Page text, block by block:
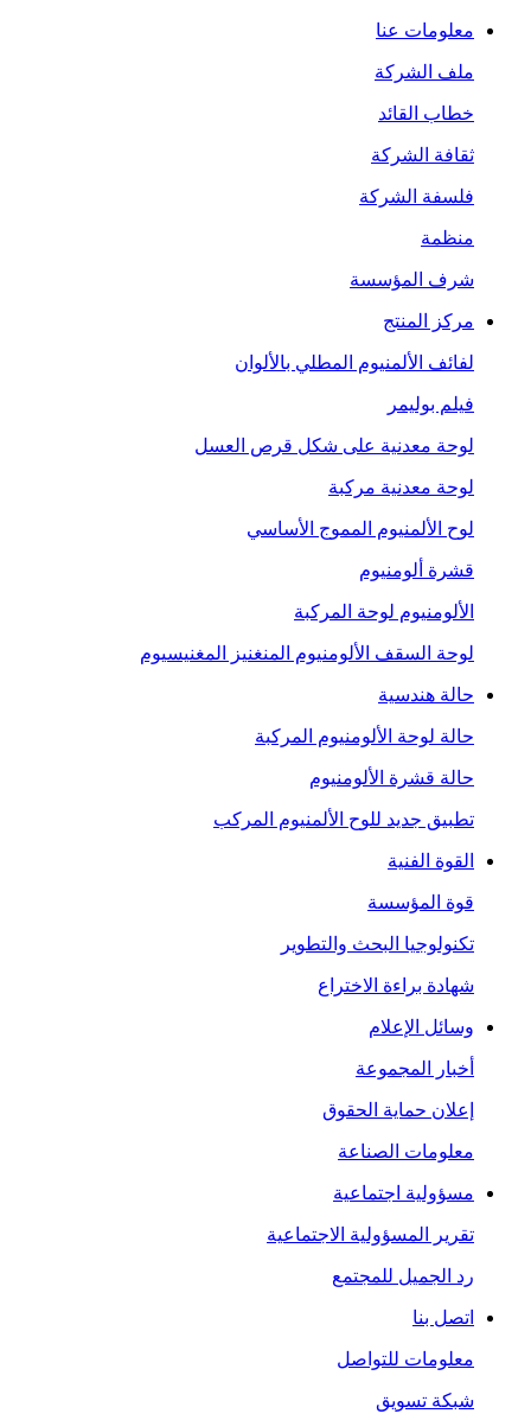
معلومات عنا
ملف الشركة
خطاب القائد
ثقافة الشركة
فلسفة الشركة
منظمة
شرف المؤسسة
مركز المنتج
لفائف الألمنيوم المطلي بالألوان
فيلم بوليمر
لوحة معدنية على شكل قرص العسل
لوحة معدنية مركبة
لوح الألمنيوم المموج الأساسي
قشرة ألومنيوم
الألومنيوم لوحة المركبة
لوحة السقف الألومنيوم المنغنيز المغنيسيوم
حالة هندسية
حالة لوحة الألومنيوم المركبة
حالة قشرة الألومنيوم
تطبيق جديد للوح الألمنيوم المركب
القوة الفنية
قوة المؤسسة
تكنولوجيا البحث والتطوير
شهادة براءة الاختراع
وسائل الإعلام
أخبار المجموعة
إعلان حماية الحقوق
معلومات الصناعة
مسؤولية اجتماعية
تقرير المسؤولية الاجتماعية
رد الجميل للمجتمع
اتصل بنا
معلومات للتواصل
شبكة تسويق